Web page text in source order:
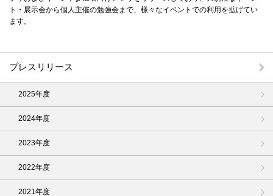
ト・展示会から個人主催の勉強会まで、様々なイベントでの利用を拡げてい
ます。
プレスリリース
2025年度
2024年度
2023年度
2022年度
2021年度